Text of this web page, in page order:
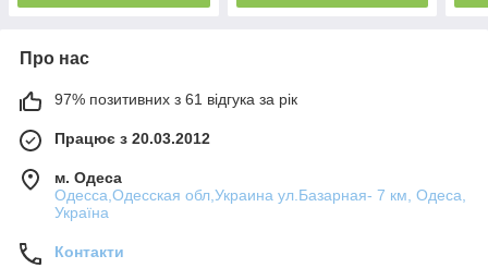
Про нас
97% позитивних з 61 відгука за рік
Працює з 20.03.2012
м. Одеса
Одесса,Одесская обл,Украина ул.Базарная- 7 км, Одеса,
Україна
Контакти